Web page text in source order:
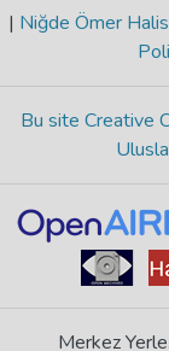
| Niğde Ömer
Bu site Creative
Merkez